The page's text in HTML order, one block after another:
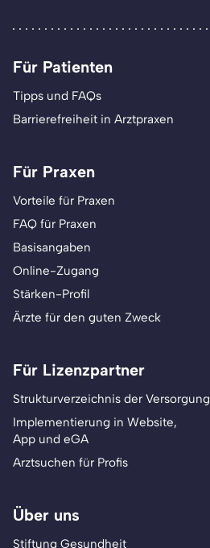
Für Patienten
Tipps und FAQs
Barrierefreiheit in Arztpraxen
Für Praxen
Vorteile für Praxen
FAQ für Praxen
Basisangaben
Online-Zugang
Stärken-Profil
Ärzte für den guten Zweck
Für Lizenzpartner
Strukturverzeichnis der Versorgung
Implementierung in Website,
App und eGA
Arztsuchen für Profis
Über uns
Stiftung Gesundheit